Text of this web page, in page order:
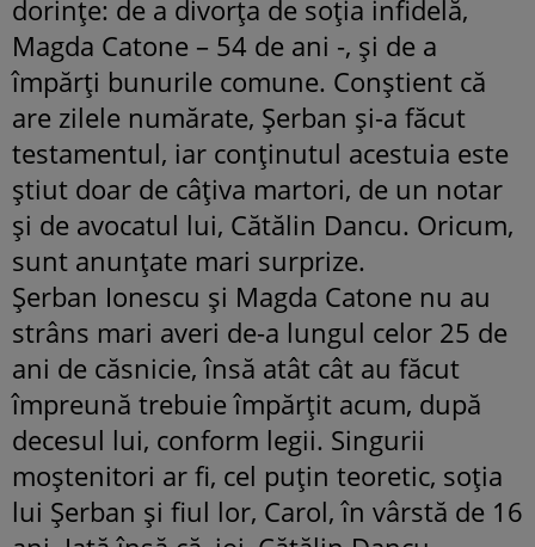
dorinţe: de a divorţa de soţia infidelă,
Magda Catone – 54 de ani -, şi de a
împărţi bunurile comune. Conştient că
are zilele numărate, Şerban şi-a făcut
testamentul, iar conţinutul acestuia este
ştiut doar de câţiva martori, de un notar
şi de avocatul lui, Cătălin Dancu. Oricum,
sunt anunţate mari surprize.
Şerban Ionescu şi Magda Catone nu au
strâns mari averi de-a lungul celor 25 de
ani de căsnicie, însă atât cât au făcut
împreună trebuie împărţit acum, după
decesul lui, conform legii. Singurii
moştenitori ar fi, cel puţin teoretic, soţia
lui Şerban şi fiul lor, Carol, în vârstă de 16